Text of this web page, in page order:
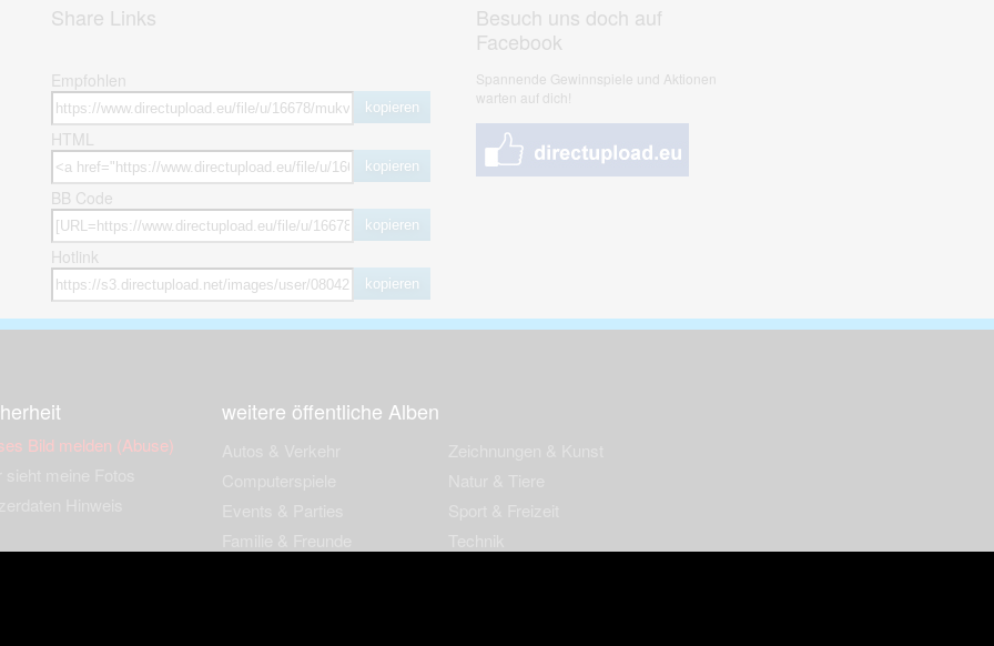
Share Links
Empfohlen
kopieren
HTML
kopieren
BB Code
kopieren
Hotlink
kopieren
Besuch uns doch auf
Facebook
Spannende Gewinnspiele und Aktionen
warten auf dich!
Bild melden (Abuse)
weitere öffentliche Alben